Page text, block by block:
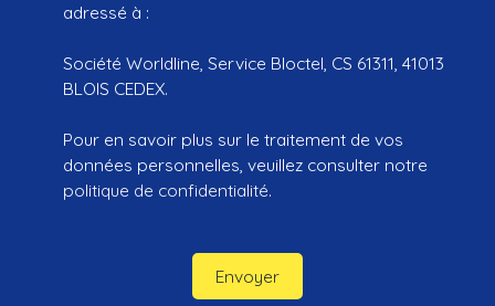
adressé à :
Société Worldline, Service Bloctel, CS 61311, 41013
BLOIS CEDEX.
Pour en savoir plus sur le traitement de vos
données personnelles, veuillez consulter notre
politique de confidentialité.
Envoyer